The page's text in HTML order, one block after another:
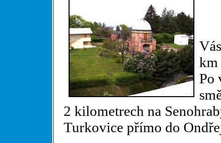
km
Po
2 kilometrech na
Turkovice přímo do